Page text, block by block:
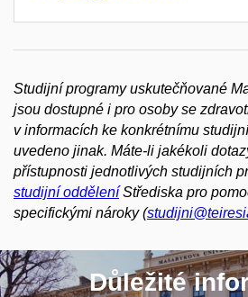
Studijní programy uskutečňované
jsou dostupné i pro osoby se
v informacích ke konkrétnímu
uvedeno jinak. Máte-li jakékoli
přístupnosti jednotlivých studijních
studijní odděleníStřediska pro
specifickými nároky (
Důležité